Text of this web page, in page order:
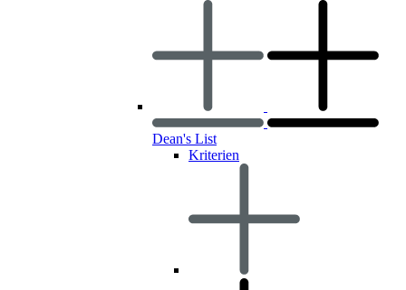
Dean's List
Kriterien